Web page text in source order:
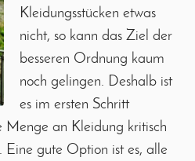
Kleidungsstücken etwas
nicht, so kann das Ziel der
besseren Ordnung kaum
noch gelingen. Deshalb ist
es im ersten Schritt
Menge an Kleidung kritisch
Eine gute Option ist es, alle